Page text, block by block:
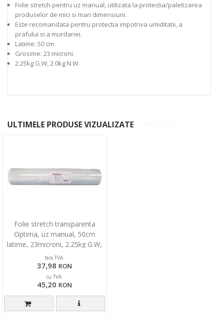
Folie stretch pentru uz manual, utilizata la protectia/paletizarea
produselor de mici si mari dimensiuni.
Este recomandata pentru protectia impotriva umiditatii, a
prafului si a murdariei.
Latime: 50 cm.
Grosime: 23 microni.
2.25kg G.W, 2.0kg N.W.
ULTIMELE PRODUSE VIZUALIZATE
Folie stretch transparenta
Optima, uz manual, 50cm
latime, 23microni, 2.25kg G.W,
2.0kg N.W
fara TVA:
37,98 RON
cu TVA:
45,20 RON